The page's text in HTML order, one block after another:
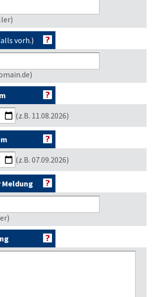
vorh.)
(z.B. 11.08.2026)
(z.B. 07.09.2026)